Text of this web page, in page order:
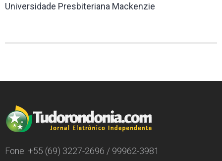
Universidade Presbiteriana Mackenzie
Fone: +55 (69) 3227-2696 / 99962-3981